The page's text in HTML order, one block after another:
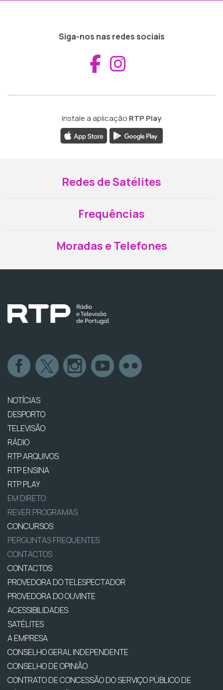
Siga-nos nas redes sociais
Aceder ao
Instale a aplicação RTP Play
Redes de Satélites
Frequências
Moradas e Telefones
NOTÍCIAS
DESPORTO
TELEVISÃO
RÁDIO
RTP ARQUIVOS
RTP ENSINA
RTP PLAY
EM DIRETO
REVER PROGRAMAS
CONCURSOS
PERGUNTAS FREQUENTES
CONTACTOS
CONTACTOS
PROVEDORA DO TELESPECTADOR
PROVEDORA DO OUVINTE
ACESSIBILIDADES
SATÉLITES
A EMPRESA
CONSELHO GERAL INDEPENDENTE
CONSELHO DE OPINIÃO
CONTRATO DE CONCESSÃO DO SERVIÇO PÚBLICO DE